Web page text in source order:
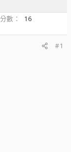
數
16
#1